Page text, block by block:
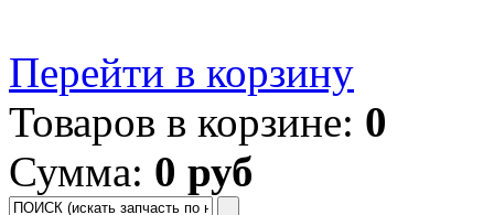
Перейти в корзину
Товаров в корзине: 0
Сумма: 0 руб